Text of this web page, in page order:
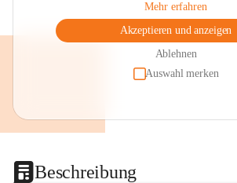
Mehr erfahren
Akzeptieren und anzeigen
Ablehnen
Auswahl merken
Beschreibung